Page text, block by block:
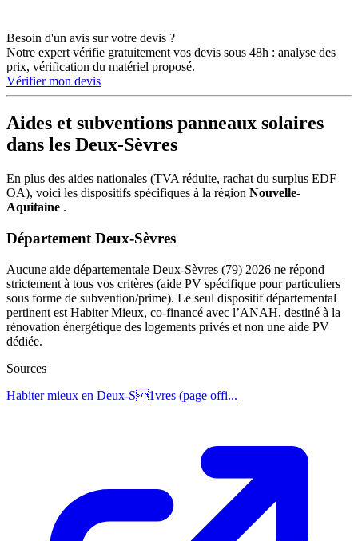
Besoin d'un avis sur votre devis ?
Notre expert vérifie gratuitement vos devis sous 48h : analyse des
prix, vérification du matériel proposé.
Vérifier mon devis
Aides et subventions panneaux solaires
dans les Deux-Sèvres
En plus des aides nationales (TVA réduite, rachat du surplus EDF
OA), voici les dispositifs spécifiques à la région Nouvelle-
Aquitaine .
Département Deux-Sèvres
Aucune aide départementale Deux-Sèvres (79) 2026 ne répond
strictement à tous vos critères (aide PV spécifique pour particuliers
sous forme de subvention/prime). Le seul dispositif départemental
pertinent est Habiter Mieux, co-financé avec l’ANAH, destiné à la
rénovation énergétique des logements privés et non une aide PV
dédiée.
Sources
Habiter mieux en Deux-S1vres (page offi...